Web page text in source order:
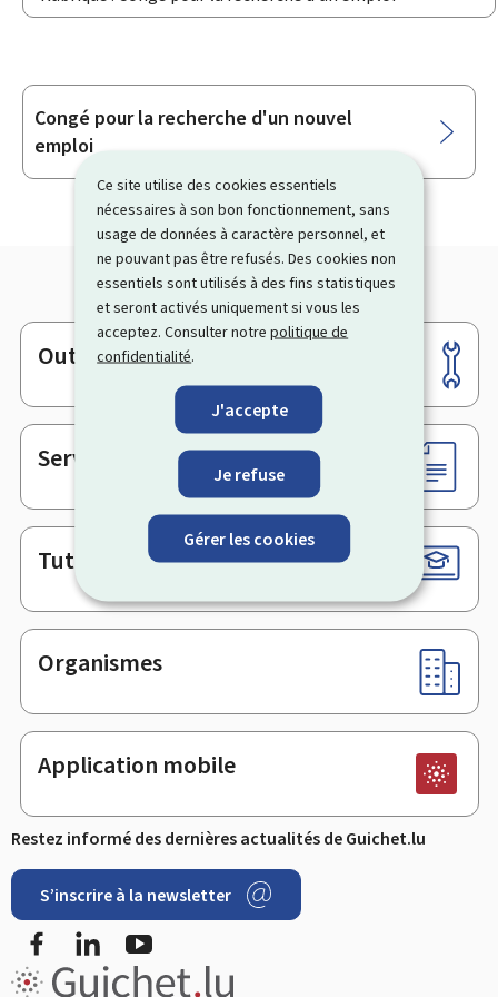
Ce site utilise des cookies essentiels
nécessaires à son bon fonctionnement, sans
usage de données à caractère personnel, et
ne pouvant pas être refusés. Des cookies non
essentiels sont utilisés à des fins statistiques
et seront activés uniquement si vous les
acceptez. Consulter notrepolitique de
confidentialité.
J'accepte
Je refuse
Gérer les cookies
Sous-
rubriques
Congé pour la recherche d'un nouvel
emploi
Pied
de
page
Outils
Services en ligne & Formulaires
Tutoriels
Organismes
Application mobile
Restez informé des dernières actualités de Guichet.lu
S’inscrire à la newsletter
FacebookLinkedIn